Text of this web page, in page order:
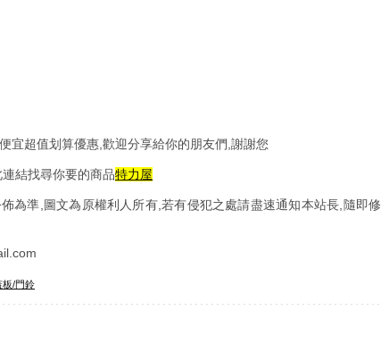
宜超值划算優惠,歡迎分享給你的朋友們,謝謝您
結找尋你要的商品特力屋
為準,圖文為原權利人所有,若有侵犯之處請盡速通知本站長,隨即修
板/門鈴